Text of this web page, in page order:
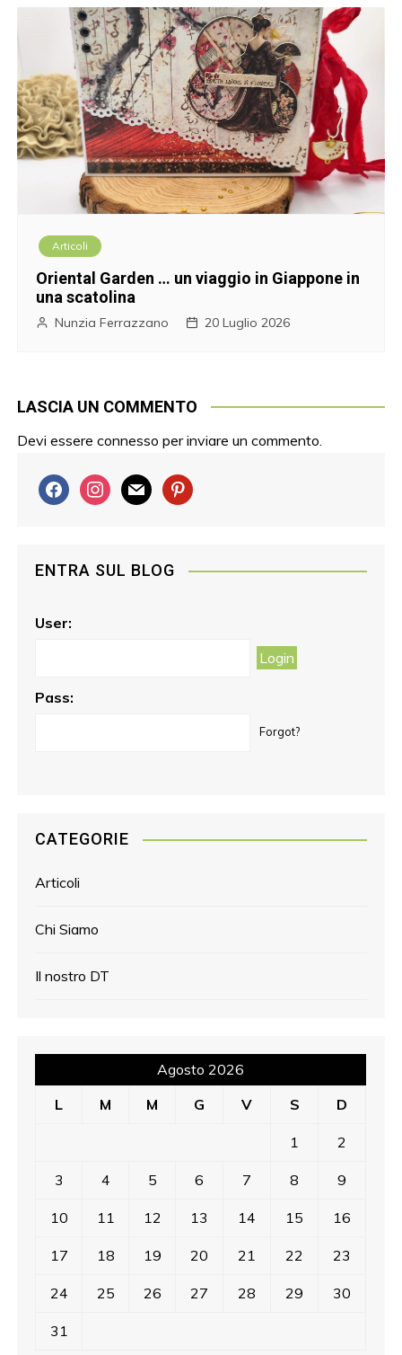
Articoli
Oriental Garden … un viaggio in Giappone in
una scatolina
Nunzia Ferrazzano 20 Luglio 2026
LASCIA UN COMMENTO
Devi essereconnesso per inviare un commento.
f
a
b
o
i
n
a
m
a
p
e
ENTRA SUL BLOG
User:
Pass:
Forgot?
CATEGORIE
Articoli
Chi Siamo
Il nostro DT
Agosto 2026
L
M M G V S D
1 2
3 4 5 6 7 8 9
10 11 12 13 14 15 16
17 18 19 20 21 22 23
24 25 26 27 28 29 30
31